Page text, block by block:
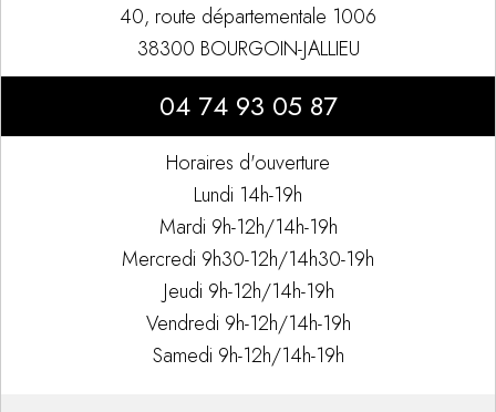
40, route départementale 1006
38300 BOURGOIN-JALLIEU
04 74 93 05 87
Horaires d'ouverture
Lundi 14h-19h
Mardi 9h-12h/14h-19h
Mercredi 9h30-12h/14h30-19h
Jeudi 9h-12h/14h-19h
Vendredi 9h-12h/14h-19h
Samedi 9h-12h/14h-19h